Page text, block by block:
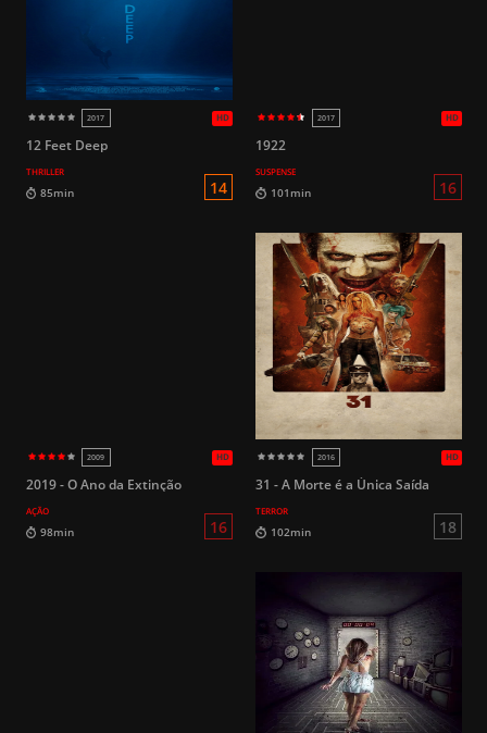
HD
14
2023
HD
12 Feet Deep
THRILLER
1922
SUSPENSE
2019 - O Ano da Extinção
AÇÃO
31 - A Morte é a Única Saída
TERROR